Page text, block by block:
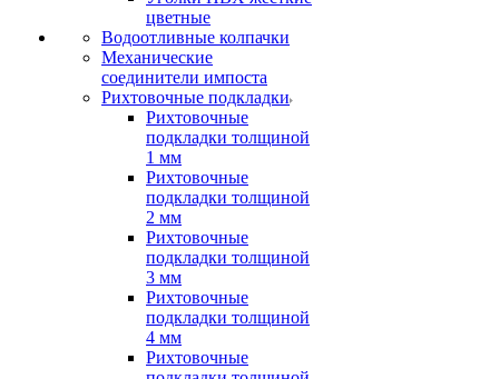
цветные
Водоотливные колпачки
Механические
соединители импоста
Рихтовочные подкладки
Рихтовочные
подкладки толщиной
1 мм
Рихтовочные
подкладки толщиной
2 мм
Рихтовочные
подкладки толщиной
3 мм
Рихтовочные
подкладки толщиной
4 мм
Рихтовочные